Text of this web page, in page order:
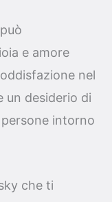
e amore
nel
un desiderio di
intorno
che ti